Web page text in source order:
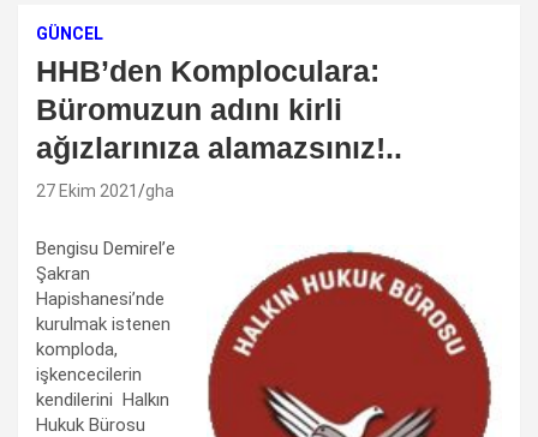
GÜNCEL
HHB’den Komploculara:
Büromuzun adını kirli
ağızlarınıza alamazsınız!..
27 Ekim 2021 gha
Bengisu Demirel’e
Şakran
Hapishanesi’nde
kurulmak istenen
komploda,
işkencecilerin
kendilerini Halkın
Hukuk Bürosu